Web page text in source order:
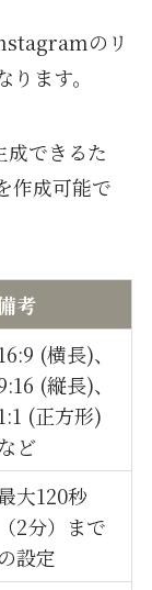
のリ
ます。
できるた
作成可能で
考
(横長)、
(縦長)、
(正方形)
など
大120秒
（2分）まで
の設定